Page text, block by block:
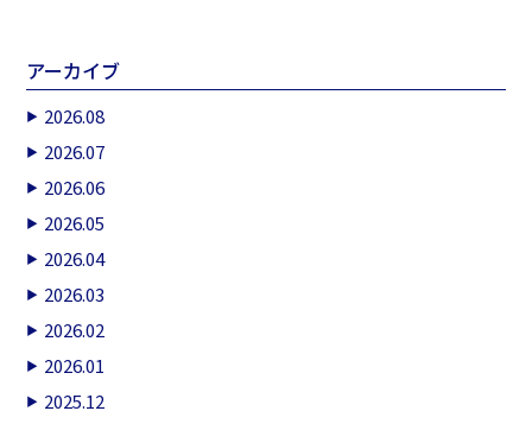
アーカイブ
2026.08
2026.07
2026.06
2026.05
2026.04
2026.03
2026.02
2026.01
2025.12